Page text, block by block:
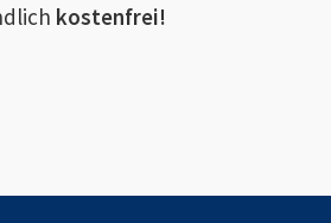
kostenfrei!